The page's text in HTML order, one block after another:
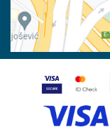
Kako kupiti